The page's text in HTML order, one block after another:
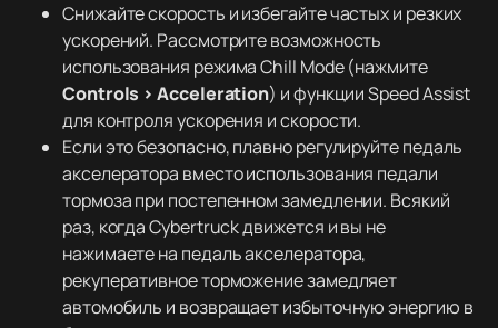
Снижайте скорость и избегайте частых и резких
ускорений. Рассмотрите возможность
использования режима Chill Mode (нажмите
Controls > Acceleration) и функции Speed Assist
для контроля ускорения и скорости.
Если это безопасно, плавно регулируйте педаль
акселератора вместо использования педали
тормоза при постепенном замедлении. Всякий
раз, когда Cybertruck движется и вы не
нажимаете на педаль акселератора,
рекуперативное торможение замедляет
автомобиль и возвращает избыточную энергию в